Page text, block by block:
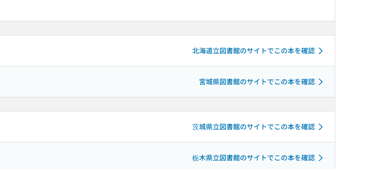
北海道立図書館のサイトでこの本を確認
宮城県図書館のサイトでこの本を確認
茨城県立図書館のサイトでこの本を確認
栃木県立図書館のサイトでこの本を確認